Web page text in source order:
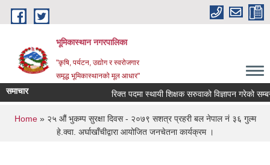
Skip to main content
भूमिकास्थान नगरपालिका
"कृषि, पर्यटन, उद्योग र स्वरोजगार
समृद्ध भूमिकास्थानको मूल आधार"
समाचार रिक्त पदमा स्थायी शिक्षक सरुवाको विज्ञापन गरेको
You are here
Home» २५ औं भुकम्प सुरक्षा दिवस - २०७९ सशत्र प्रहरी बल नेपाल नं ३६ गुल्म
हे.क्वा. अर्घाखाँचीद्वारा आयोजित जनचेतना कार्यक्रम ।